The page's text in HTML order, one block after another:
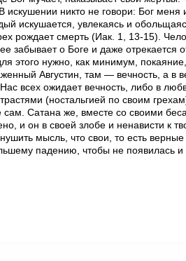
никто не говори: Бог меня
искушается, увлекаясь и
рождает смерть (Иак. 1, 13-15).
забывает о Боге и даже отрекается
этого нужно, как минимум,
Августин, там — вечность, а в
всех ожидает вечность, либо в
(ностальгией по своим
сам. Сатана же, вместе со своими
и он в своей злобе и ненависти к
мысль, что свои, то есть
падению, чтобы не появилась и